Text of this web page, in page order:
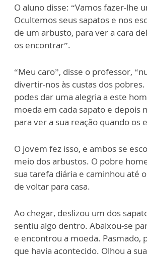
O aluno disse: “Vamos fazer-lhe
Ocultemos seus sapatos e nos
de um arbusto, para ver a cara
os encontrar”.
“Meu caro”, disse o professor,
divertir-nos às custas dos pobres.
podes dar uma alegria a este
moeda em cada sapato e depois
para ver a sua reação quando os
O jovem fez isso, e ambos se
meio dos arbustos. O pobre
sua tarefa diária e caminhou até
de voltar para casa.
Ao chegar, deslizou um dos
sentiu algo dentro. Abaixou-se
e encontrou a moeda. Pasmado,
que havia acontecido. Olhou a